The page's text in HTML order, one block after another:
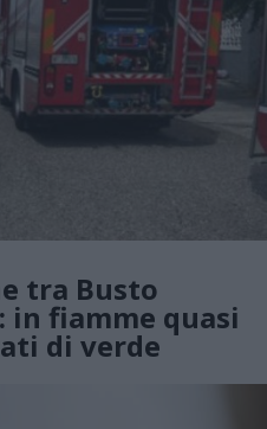
tra Busto
in fiamme quasi
di verde